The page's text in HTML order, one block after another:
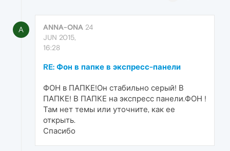
A ANNA-ONA 24
JUN 2015,
16:28
RE: Фон в папке в экспресс-панели
ФОН в ПАПКЕ!Он стабильно серый! В
ПАПКЕ! В ПАПКЕ на экспресс панели.ФОН !
Там нет темы или уточните, как ее
открыть.
Спасибо